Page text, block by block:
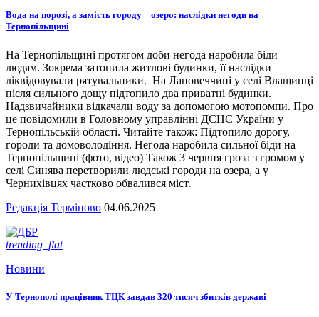
Вода на порозі, а замість городу – озеро: наслідки негоди на
Тернопільщині
На Тернопільщині протягом доби негода наробила біди
людям. Зокрема затопила житлові будинки, її наслідки
ліквідовували рятувальники. На Лановеччині у селі Влащинці
після сильного дощу підтопило два приватні будинки.
Надзвичайники відкачали воду за допомогою мотопомпи. Про
це повідомили в Головному управлінні ДСНС України у
Тернопільській області. Читайте також: Підтопило дорогу,
городи та домоволодіння. Негода наробила сильної біди на
Тернопільщині (фото, відео) Також 3 червня гроза з громом у
селі Синява перетворили людські городи на озера, а у
Чернихівцях частково обвалився міст.
Редакція Терміново 04.06.2025
trending_flat
Новини
У Тернополі працівник ТЦК завдав 320 тисяч збитків державі